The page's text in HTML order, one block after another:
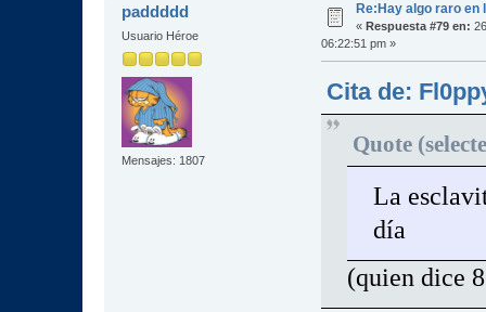
paddddd
Usuario Héroe
Mensajes: 1807
Re:Hay algo raro en
« Respuesta #79 en:
06:22:51 pm »
Cita de:
Quote
La
día
(quien dice